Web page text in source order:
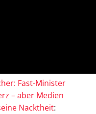
Fast-Minister
– aber Medien
Nacktheit: